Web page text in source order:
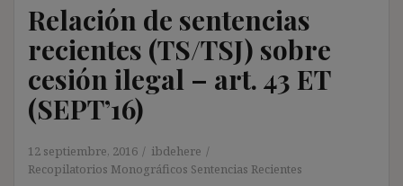
Relación de sentencias
recientes (TS/TSJ) sobre
cesión ilegal – art. 43 ET
(SEPT’16)
12 septiembre, 2016
ibdehere
Recopilatorios Monográficos Sentencias Recientes